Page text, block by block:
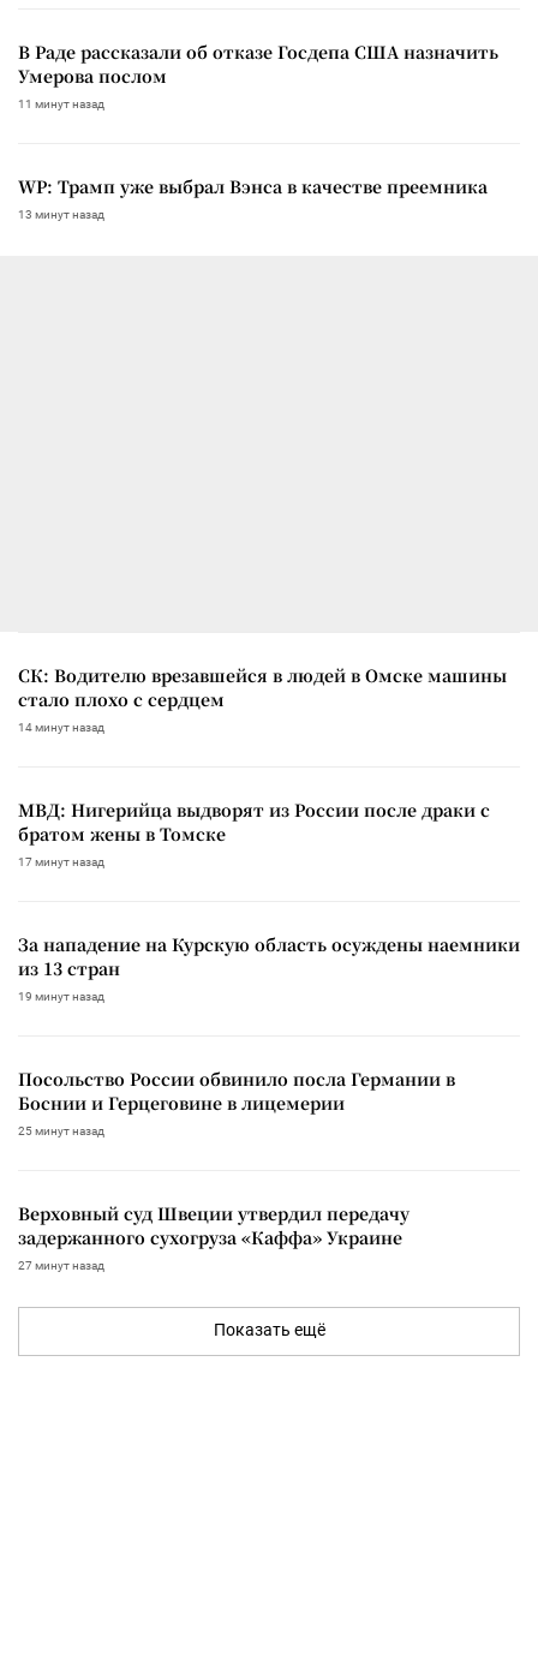
В Раде рассказали об отказе Госдепа США назначить
Умерова послом
11 минут назад
WP: Трамп уже выбрал Вэнса в качестве преемника
13 минут назад
СК: Водителю врезавшейся в людей в Омске машины
стало плохо с сердцем
14 минут назад
МВД: Нигерийца выдворят из России после драки с
братом жены в Томске
17 минут назад
За нападение на Курскую область осуждены наемники
из 13 стран
19 минут назад
Посольство России обвинило посла Германии в
Боснии и Герцеговине в лицемерии
25 минут назад
Верховный суд Швеции утвердил передачу
задержанного сухогруза «Каффа» Украине
27 минут назад
Показать ещё